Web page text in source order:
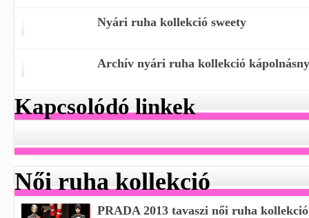
Nyári ruha kollekció sweety
Archív nyári ruha kollekció
Kapcsolódó linkek
Női ruha kollekció
PRADA 2013 tavaszi női ruha kollekció